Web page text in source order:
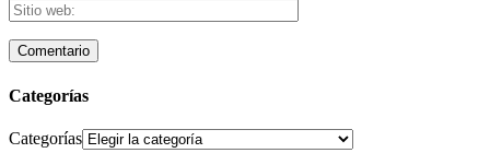
Categorías
Categorías